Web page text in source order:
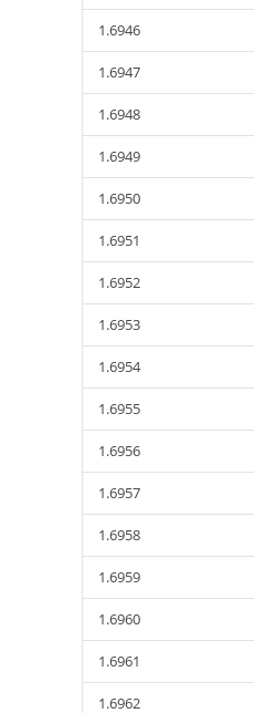
1.6946
1.6947
1.6948
1.6949
1.6950
1.6951
1.6952
1.6953
1.6954
1.6955
1.6956
1.6957
1.6958
1.6959
1.6960
1.6961
1.6962